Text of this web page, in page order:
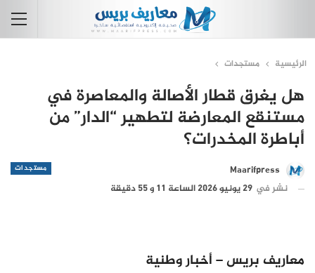
الرئيسية مستجدات
هل يغرق قطار الأصالة والمعاصرة في
مستنقع المعارضة لتطهير “الدار” من
أباطرة المخدرات؟
مستجدات
Maarifpress
نشر في 29 يونيو 2026 الساعة 11 و 55 دقيقة
معاريف بريس – أخبار وطنية